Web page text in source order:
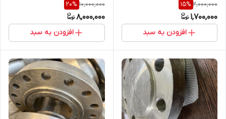
SA182F316/F316L,ANSIB16.5,فابریک
2,000,000
15%
1,700,000
افزودن به سبد
SA182/F316
10,000,000
20%
8,000,000
افزودن به سبد